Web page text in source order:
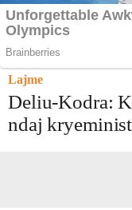
Lajme
Deliu-Kodra:
ndaj